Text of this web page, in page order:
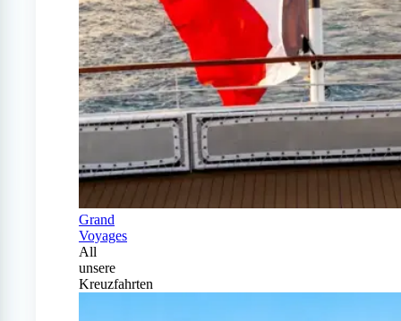
Grand
Voyages
All
unsere
Kreuzfahrten